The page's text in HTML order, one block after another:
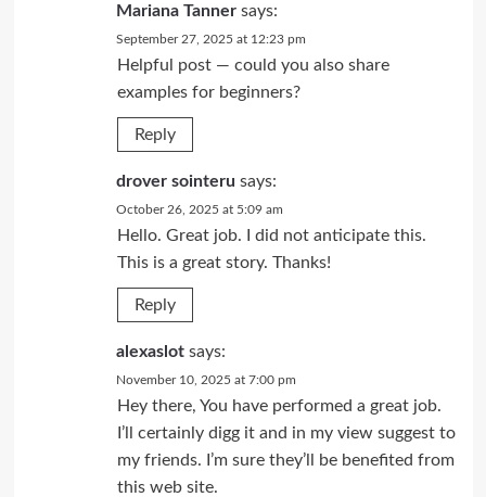
Mariana Tanner says:
September 27, 2025 at 12:23 pm
Helpful post — could you also share
examples for beginners?
Reply
drover sointeru says:
October 26, 2025 at 5:09 am
Hello. Great job. I did not anticipate this.
This is a great story. Thanks!
Reply
alexaslot says:
November 10, 2025 at 7:00 pm
Hey there, You have performed a great job.
I’ll certainly digg it and in my view suggest to
my friends. I’m sure they’ll be benefited from
this web site.